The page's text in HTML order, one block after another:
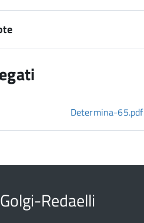
Determina-65.pdf
Golgi-Redaelli